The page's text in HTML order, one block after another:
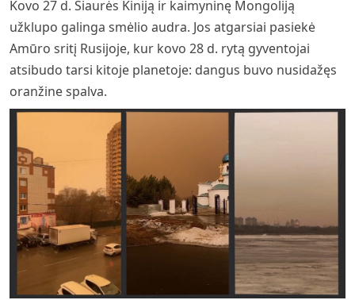
Kovo 27 d. Šiaurės Kiniją ir kaimyninę Mongoliją
užklupo galinga smėlio audra. Jos atgarsiai pasiekė
Amūro sritį Rusijoje, kur kovo 28 d. rytą gyventojai
atsibudo tarsi kitoje planetoje: dangus buvo nusidažęs
oranžine spalva.